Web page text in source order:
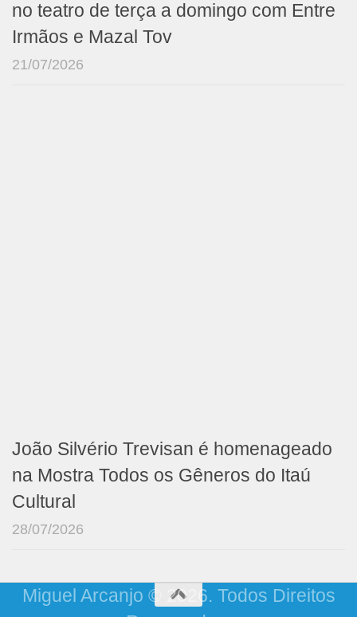
no teatro de terça a domingo com Entre
Irmãos e Mazal Tov
21/07/2026
João Silvério Trevisan é homenageado
na Mostra Todos os Gêneros do Itaú
Cultural
28/07/2026
Miguel Arcanjo © 2026. Todos Direitos